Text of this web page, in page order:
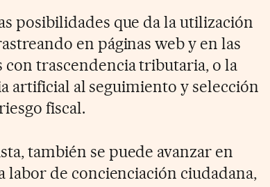
posibilidades que da la utilización
en páginas web y en las
con trascendencia tributaria, o la
artificial al seguimiento y selección
fiscal.
también se puede avanzar en
labor de concienciación ciudadana,